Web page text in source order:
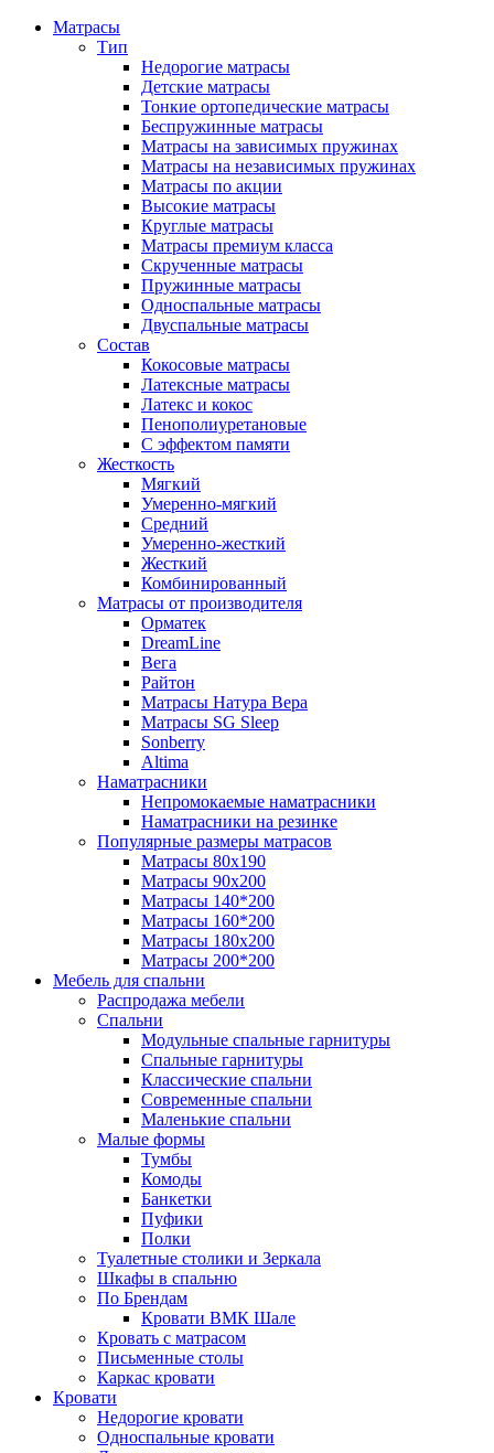
Матрасы
Тип
Недорогие матрасы
Детские матрасы
Тонкие ортопедические матрасы
Беспружинные матрасы
Матрасы на зависимых пружинах
Матрасы на независимых пружинах
Матрасы по акции
Высокие матрасы
Круглые матрасы
Матрасы премиум класса
Скрученные матрасы
Пружинные матрасы
Односпальные матрасы
Двуспальные матрасы
Состав
Кокосовые матрасы
Латексные матрасы
Латекс и кокос
Пенополиуретановые
С эффектом памяти
Жесткость
Мягкий
Умеренно-мягкий
Средний
Умеренно-жесткий
Жесткий
Комбинированный
Матрасы от производителя
Орматек
DreamLine
Вега
Райтон
Матрасы Натура Вера
Матрасы SG Sleep
Sonberry
Altima
Наматрасники
Непромокаемые наматрасники
Наматрасники на резинке
Популярные размеры матрасов
Матрасы 80x190
Матрасы 90x200
Матрасы 140*200
Матрасы 160*200
Матрасы 180x200
Матрасы 200*200
Мебель для спальни
Распродажа мебели
Спальни
Модульные спальные гарнитуры
Спальные гарнитуры
Классические спальни
Современные спальни
Маленькие спальни
Малые формы
Тумбы
Комоды
Банкетки
Пуфики
Полки
Туалетные столики и Зеркала
Шкафы в спальню
По Брендам
Кровати ВМК Шале
Кровать с матрасом
Письменные столы
Каркас кровати
Кровати
Недорогие кровати
Односпальные кровати